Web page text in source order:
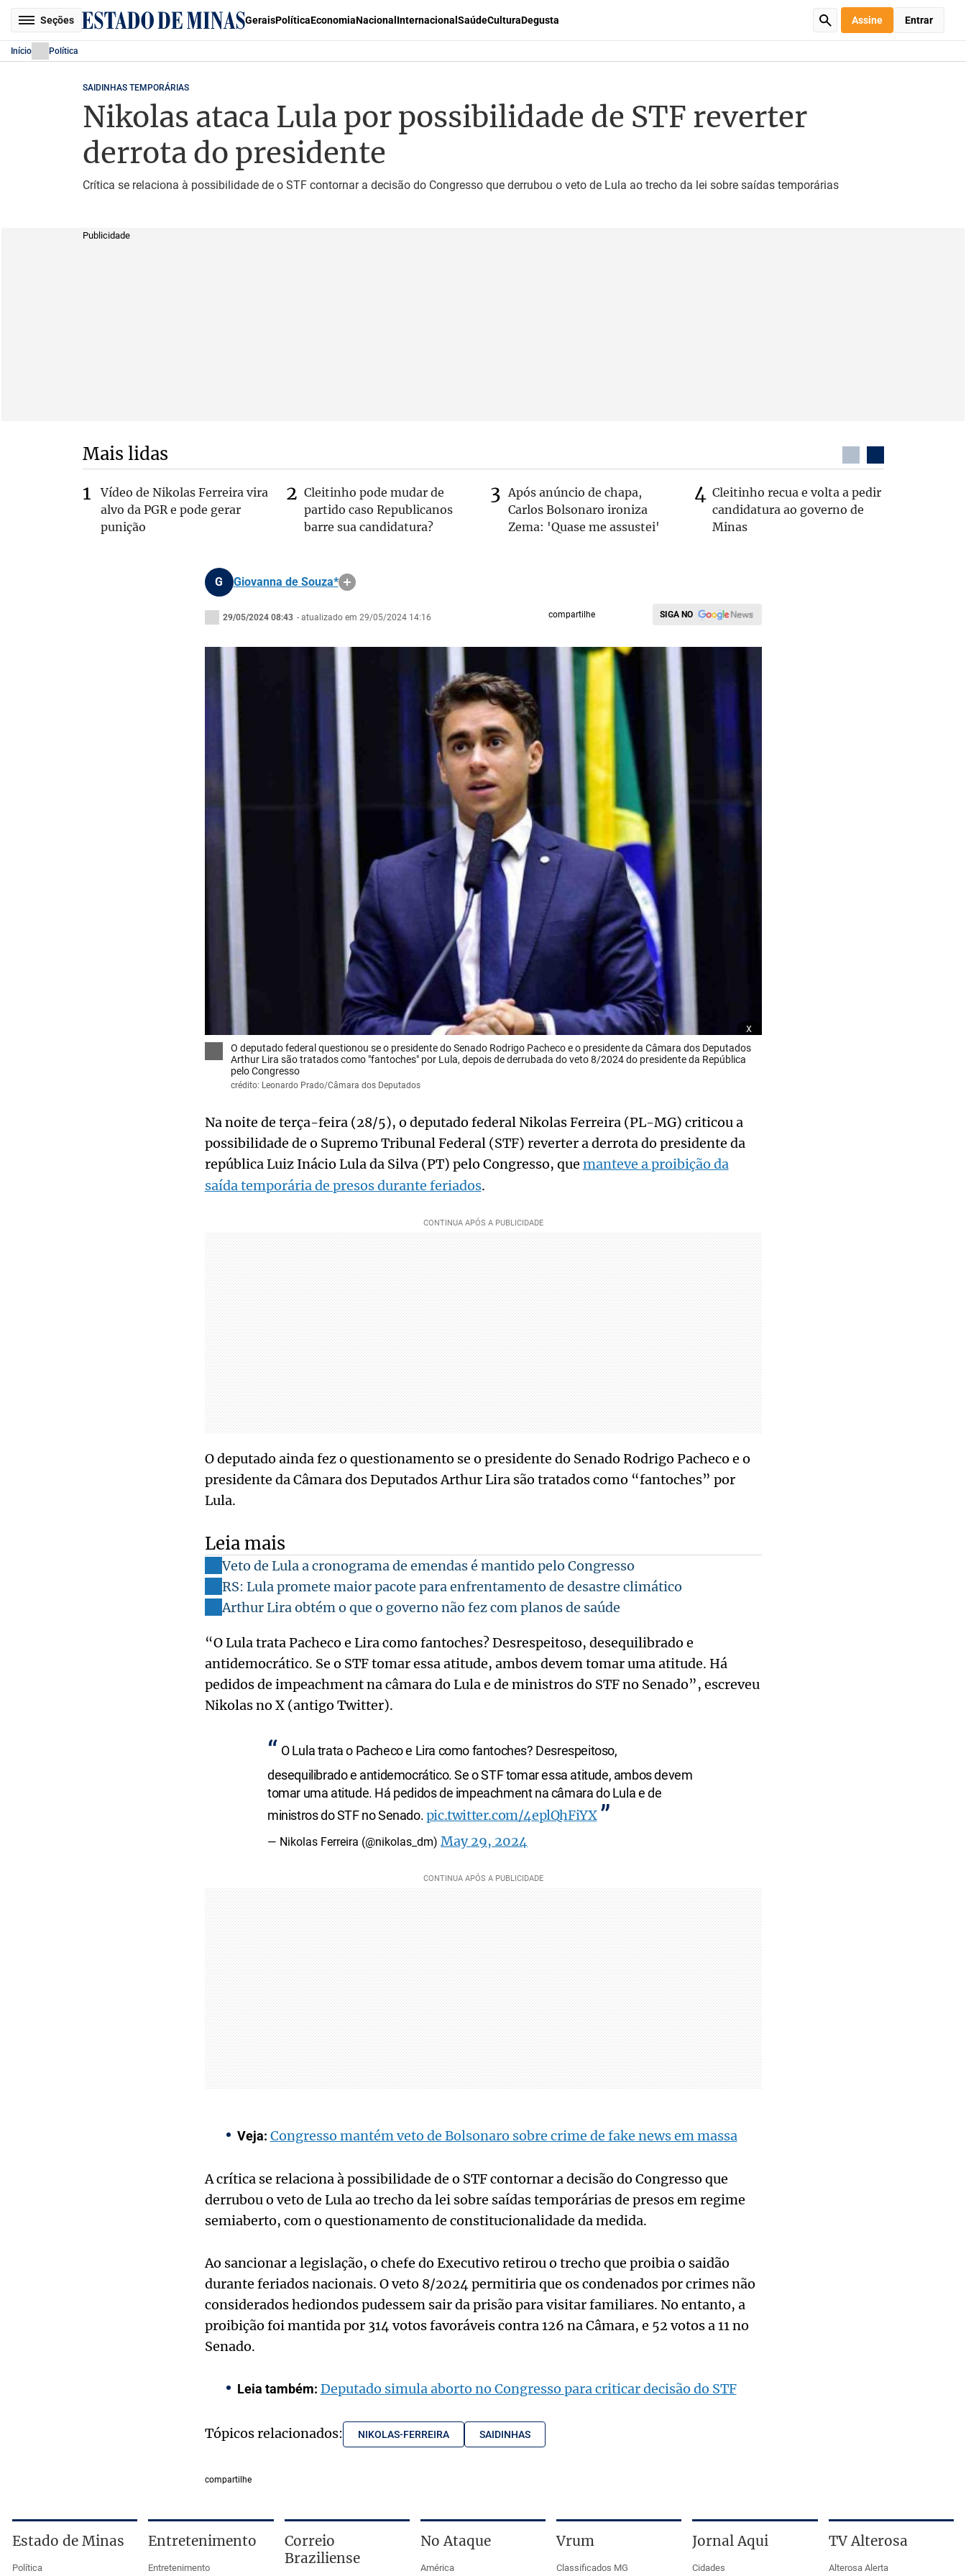
Seções GeraisPolíticaEconomiaNacional Internacional SaúdeCulturaDegusta Assine Entrar
Início Política
SAIDINHAS TEMPORÁRIAS
Nikolas ataca Lula por possibilidade de STF reverter
derrota do presidente
Crítica se relaciona à possibilidade de o STF contornar a decisão do Congresso que derrubou o veto de Lula ao trecho da lei sobre saídas temporárias
Publicidade
Mais lidas
Vídeo de Nikolas Ferreira vira
alvo da PGR e pode gerar
punição
Cleitinho pode mudar de
partido caso Republicanos
barre sua candidatura?
Após anúncio de chapa,
Carlos Bolsonaro ironiza
Zema: 'Quase me assustei'
Cleitinho recua e volta a pedir
candidatura ao governo de
Minas
G Giovanna de Souza*
29/05/2024 08:43 - atualizado em 29/05/2024 14:16 compartilhe SIGA NO
x
O deputado federal questionou se o presidente do Senado Rodrigo Pacheco e o presidente da Câmara dos Deputados
Arthur Lira são tratados como "fantoches" por Lula, depois de derrubada do veto 8/2024 do presidente da República
pelo Congresso
crédito: Leonardo Prado/Câmara dos Deputados
Na noite de terça-feira (28/5), o deputado federal Nikolas Ferreira (PL-MG) criticou a
possibilidade de o Supremo Tribunal Federal (STF) reverter a derrota do presidente da
república Luiz Inácio Lula da Silva (PT) pelo Congresso, que manteve a proibição da
saída temporária de presos durante feriados.
O deputado ainda fez o questionamento se o presidente do Senado Rodrigo Pacheco e o
presidente da Câmara dos Deputados Arthur Lira são tratados como “fantoches” por
Lula.
Leia mais
Veto de Lula a cronograma de emendas é mantido pelo Congresso
RS: Lula promete maior pacote para enfrentamento de desastre climático
Arthur Lira obtém o que o governo não fez com planos de saúde
“O Lula trata Pacheco e Lira como fantoches? Desrespeitoso, desequilibrado e
antidemocrático. Se o STF tomar essa atitude, ambos devem tomar uma atitude. Há
pedidos de impeachment na câmara do Lula e de ministros do STF no Senado”, escreveu
Nikolas no X (antigo Twitter).
O Lula trata o Pacheco e Lira como fantoches? Desrespeitoso,
desequilibrado e antidemocrático. Se o STF tomar essa atitude, ambos devem
tomar uma atitude. Há pedidos de impeachment na câmara do Lula e de
ministros do STF no Senado.pic.twitter.com/4eplQhFiYX
— Nikolas Ferreira (@nikolas_dm) May 29, 2024
Veja: Congresso mantém veto de Bolsonaro sobre crime de fake news em massa
A crítica se relaciona à possibilidade de o STF contornar a decisão do Congresso que
derrubou o veto de Lula ao trecho da lei sobre saídas temporárias de presos em regime
semiaberto, com o questionamento de constitucionalidade da medida.
Ao sancionar a legislação, o chefe do Executivo retirou o trecho que proibia o saidão
durante feriados nacionais. O veto 8/2024 permitiria que os condenados por crimes não
considerados hediondos pudessem sair da prisão para visitar familiares. No entanto, a
proibição foi mantida por 314 votos favoráveis contra 126 na Câmara, e 52 votos a 11 no
Senado.
Leia também: Deputado simula aborto no Congresso para criticar decisão do STF
Tópicos relacionados: NIKOLAS-FERREIRA SAIDINHAS
compartilhe
Estado de Minas
Política
Entretenimento
Entretenimento
Correio
Braziliense
No Ataque
América
Vrum
Classificados MG
Jornal Aqui
Cidades
TV Alterosa
Alterosa Alerta